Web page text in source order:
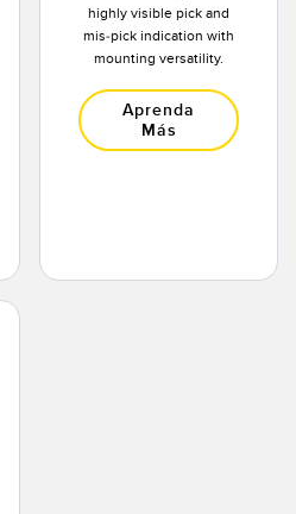
highly visible pick and
mis-pick indication with
mounting versatility.
Aprenda
Más